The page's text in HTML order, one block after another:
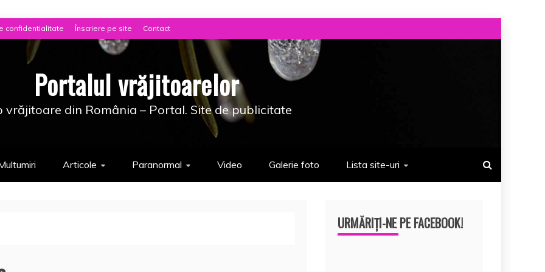
confidentialitate Înscriere pe site Contact
Portalul vrăjitoarelor
vrăjitoare din România – Portal. Site de publicitate
Articole Paranormal Video Galerie foto Lista site-uri
URMĂRIȚI-NE PE FACEBOOK!